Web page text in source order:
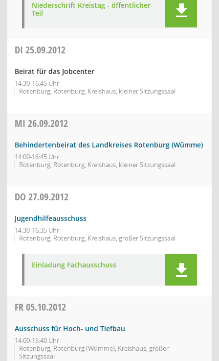
Niederschrift Kreistag - öffentlicher
Teil
DI 25.09.2012
Beirat für das Jobcenter
14:30-16:45 Uhr
Rotenburg, Rotenburg, Kreishaus, kleiner Sitzungssaal
MI 26.09.2012
Behindertenbeirat des Landkreises Rotenburg (Wümme)
14:00-16:45 Uhr
Rotenburg, Rotenburg, Kreishaus, kleiner Sitzungssaal
DO 27.09.2012
Jugendhilfeausschuss
14:30-16:35 Uhr
Rotenburg, Rotenburg, Kreishaus, großer Sitzungssaal
Einladung Fachausschuss
FR05.10.2012
Ausschuss für Hoch- und Tiefbau
14:00-15:40 Uhr
Rotenburg, Rotenburg (Wümme), Kreishaus, großer
Sitzungssaal